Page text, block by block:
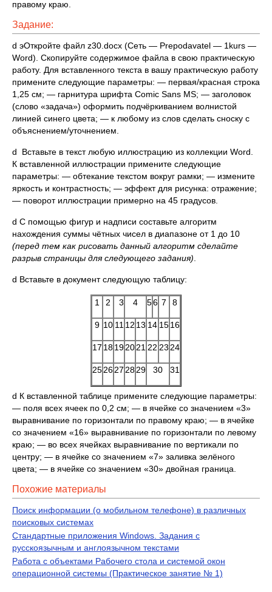
правому краю.
Задание:
d эОткройте файл z30.docx (Сеть — Prepodavatel — 1kurs —
Word). Скопируйте содержимое файла в свою практическую
работу. Для вставленного текста в вашу практическую работу
примените следующие параметры: — первая/красная строка
1,25 см; — гарнитура шрифта Comic Sans MS; — заголовок
(слово «задача») оформить подчёркиванием волнистой
линией синего цвета; — к любому из слов сделать сноску с
объяснением/уточнением.
d Вставьте в текст любую иллюстрацию из коллекции Word.
К вставленной иллюстрации примените следующие
параметры: — обтекание текстом вокруг рамки; — измените
яркость и контрастность; — эффект для рисунка: отражение;
— поворот иллюстрации примерно на 45 градусов.
d С помощью фигур и надписи составьте алгоритм
нахождения суммы чётных чисел в диапазоне от 1 до 10
(перед тем как рисовать данный алгоритм сделайте
разрыв страницы для следующего задания)
d Вставьте в документ следующую таблицу:
1 2 3 4 56 7 8
9 10 11 12 13 14 1516
17 18192021 22 23 24
252627 2829 30 31
d К вставленной таблице примените следующие параметры:
— поля всех ячеек по 0,2 см; — в ячейке со значением «3»
выравнивание по горизонтали по правому краю; — в ячейке
со значением «16» выравнивание по горизонтали по левому
краю; — во всех ячейках выравнивание по вертикали по
центру; — в ячейке со значением «7» заливка зелёного
цвета; — в ячейке со значением «30» двойная граница.
Похожие материалы
Поиск информации (о мобильном телефоне) в различных
поисковых системах
Стандартные приложения Windows. Задания с
русскоязычным и англоязычном текстами
Работа с объектами Рабочего стола и системой окон
операционной системы (Практическое занятие № 1)